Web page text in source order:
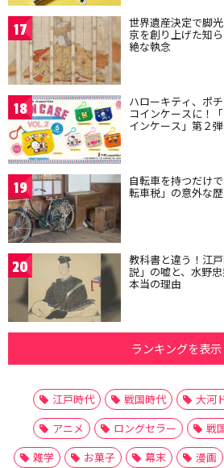
17 世界遺産決定で脚
京を創り上げた知
絶な執念
18 ハローキティ、ポ
コインケースに！
インケース」第２弾
19 自転車を持つだけ
転車税」の意外な
20 教科書と違う！江
説」の嘘と、水野
本当の理由
ランキングを表示
江戸時代 戦国時代 大河
アニメ
ロングセラー 戦
雑学
お菓子 幕末 漫画